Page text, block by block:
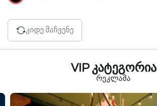
კიდე მაჩვენე
VIP კატეგორია
რეკლამა